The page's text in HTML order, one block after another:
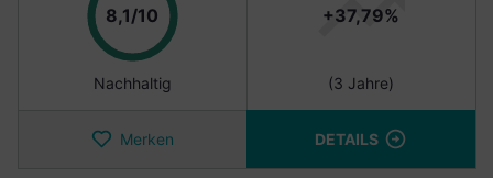
8,1/10 Punkte
Nachhaltig
+37,79%
(3 Jahre)
Merken DETAILS